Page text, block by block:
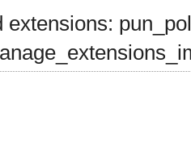
extensions: